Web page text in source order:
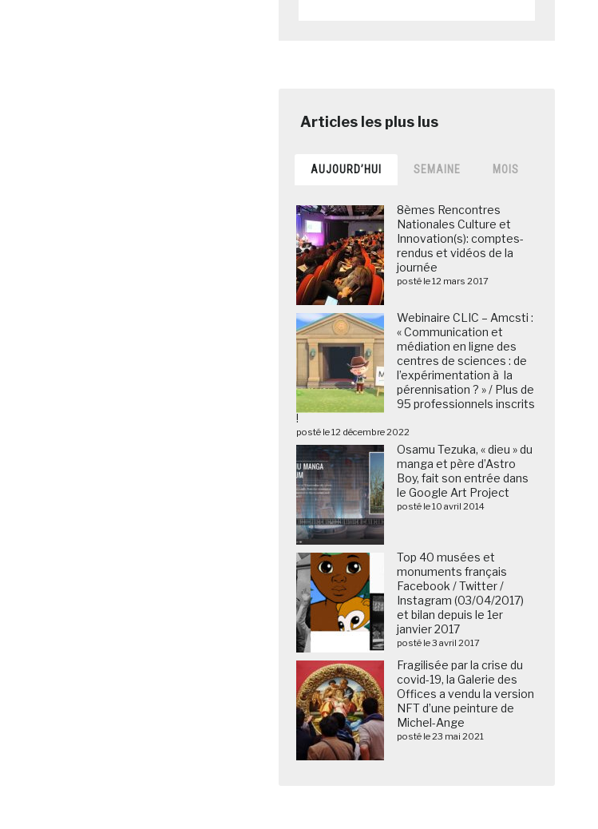
AUJOURD’HUI SEMAINE MOIS
8èmes Rencontres
Nationales Culture et
Innovation(s): comptes-
rendus et vidéos de la
journée
posté le 12 mars 2017
Webinaire CLIC – Amcsti :
« Communication et
médiation en ligne des
centres de sciences : de
l’expérimentation à la
pérennisation ? » / Plus de
95 professionnels inscrits
!
posté le 12 décembre 2022
Osamu Tezuka, « dieu » du
manga et père d’Astro
Boy, fait son entrée dans
le Google Art Project
posté le 10 avril 2014
Top 40 musées et
monuments français
Facebook / Twitter /
Instagram (03/04/2017)
et bilan depuis le 1er
janvier 2017
posté le 3 avril 2017
Fragilisée par la crise du
covid-19, la Galerie des
Offices a vendu la version
NFT d’une peinture de
Michel-Ange
posté le 23 mai 2021